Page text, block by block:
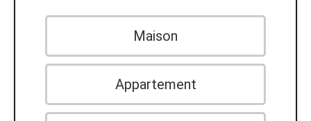
Maison
Appartement